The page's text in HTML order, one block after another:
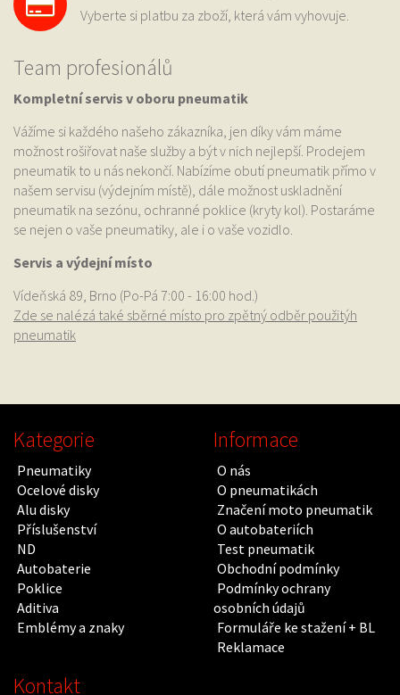
Vyberte si platbu za zboží, která vám vyhovuje.
Team profesionálů
Kompletní servis v oboru pneumatik
Vážíme si každého našeho zákazníka, jen díky vám máme
možnost rošiřovat naše služby a být v nich nejlepší. Prodejem
pneumatik to u nás nekončí. Nabízíme obutí pneumatik přímo v
našem servisu (výdejním místě), dále možnost uskladnění
pneumatik na sezónu, ochranné poklice (kryty kol). Postaráme
se nejen o vaše pneumatiky, ale i o vaše vozidlo.
Servis a výdejní místo
Vídeňská 89, Brno (Po-Pá 7:00 - 16:00 hod.)
Zde se nalézá také sběrné místo pro zpětný odběr použitýh
pneumatik
Kategorie
Pneumatiky
Ocelové disky
Alu disky
Příslušenství
ND
Autobaterie
Poklice
Aditiva
Emblémy a znaky
Informace
O nás
O pneumatikách
Značení moto pneumatik
O autobateriích
Test pneumatik
Obchodní podmínky
Podmínky ochrany
osobních údajů
Formuláře ke stažení + BL
Reklamace
Kontakt